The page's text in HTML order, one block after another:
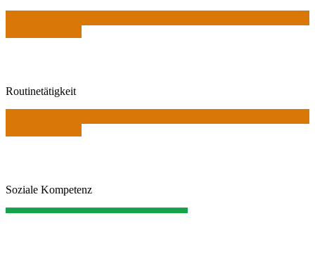
Routinetätigkeit
Soziale Kompetenz